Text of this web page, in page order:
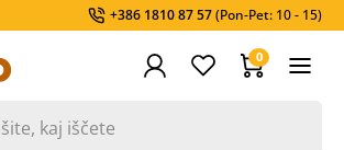
+386 1810 87 57(Pon-Pet: 10 - 15)
0